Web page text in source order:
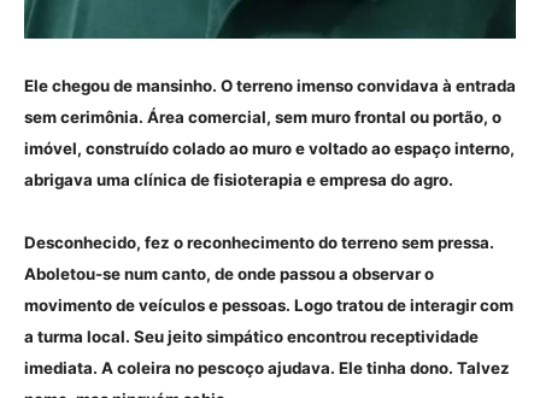
Ele chegou de mansinho. O terreno imenso convidava à entrada
sem cerimônia. Área comercial, sem muro frontal ou portão, o
imóvel, construído colado ao muro e voltado ao espaço interno,
abrigava uma clínica de fisioterapia e empresa do agro.
Desconhecido, fez o reconhecimento do terreno sem pressa.
Aboletou-se num canto, de onde passou a observar o
movimento de veículos e pessoas. Logo tratou de interagir com
a turma local. Seu jeito simpático encontrou receptividade
imediata. A coleira no pescoço ajudava. Ele tinha dono. Talvez